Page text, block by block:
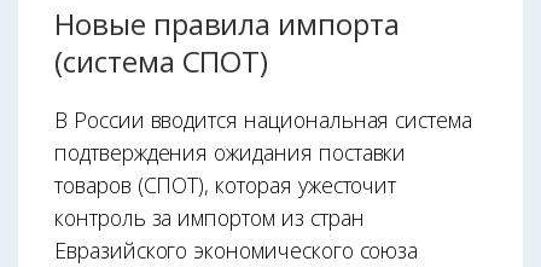
Новые правила импорта
(система СПОТ)
В России вводится национальная система
подтверждения ожидания поставки
товаров (СПОТ), которая ужесточит
контроль за импортом из стран
Евразийского экономического союза